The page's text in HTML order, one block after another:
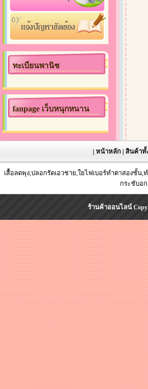
ทะเบียนพานิช
fanpage เว็บหนุกหนาน
| หน้าหลัก | สินค้าทั้
เสื้อลดพุง,ปลอกรัดเอวชาย,ใยไฟเบอร์ทำตาสองชั้น,
กระชับอก
ร้านค้าออนไลน์